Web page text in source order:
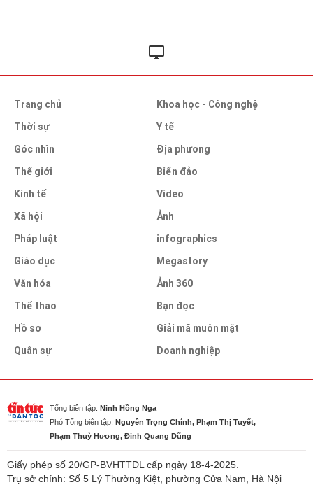
Trang chủ
Thời sự
Góc nhìn
Thế giới
Kinh tế
Xã hội
Pháp luật
Giáo dục
Văn hóa
Thể thao
Hồ sơ
Quân sự
Khoa học - Công nghệ
Y tế
Địa phương
Biển đảo
Video
Ảnh
infographics
Megastory
Ảnh 360
Bạn đọc
Giải mã muôn mặt
Doanh nghiệp
Tổng biên tập: Ninh Hồng Nga
Phó Tổng biên tập: Nguyễn Trọng Chính, Phạm Thị Tuyết,
Phạm Thuỳ Hương, Đinh Quang Dũng
Giấy phép số 20/GP-BVHTTDL cấp ngày 18-4-2025.
Trụ sở chính: Số 5 Lý Thường Kiệt, phường Cửa Nam, Hà Nội